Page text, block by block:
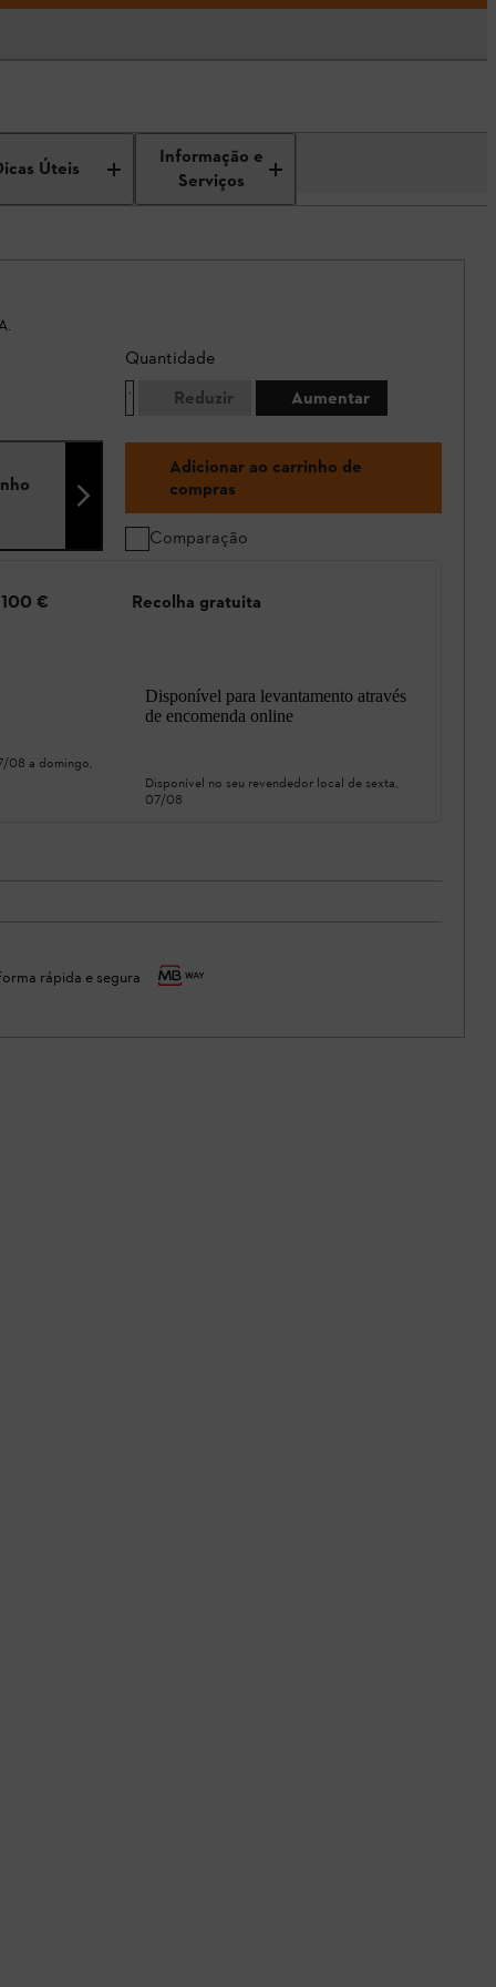
Úteis
Informação e
Serviços
Quantidade
Reduzir
Aumentar
Adicionar ao carrinho de
compras
Comparação
€
08 a domingo,
Recolha gratuita
Disponível para levantamento através
de encomenda online
Disponível no seu revendedor local de sexta,
07/08
rápida e segura